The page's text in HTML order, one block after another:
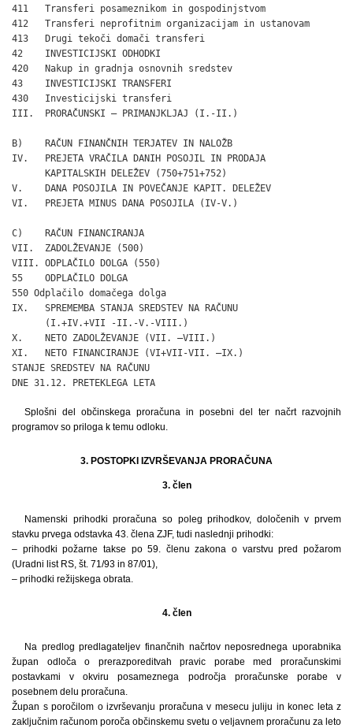
411   Transferi posameznikom in gospodinjstvom
412   Transferi neprofitnim organizacijam in ustanovam
413   Drugi tekoči domači transferi
42    INVESTICIJSKI ODHODKI
420   Nakup in gradnja osnovnih sredstev
43    INVESTICIJSKI TRANSFERI
430   Investicijski transferi
III.  PRORAČUNSKI – PRIMANJKLJAJ (I.-II.)
B)    RAČUN FINANČNIH TERJATEV IN NALOŽB
IV.   PREJETA VRAČILA DANIH POSOJIL IN PRODAJA
KAPITALSKIH DELEŽEV (750+751+752)
V.    DANA POSOJILA IN POVEČANJE KAPIT. DELEŽEV
VI.   PREJETA MINUS DANA POSOJILA (IV-V.)
C)    RAČUN FINANCIRANJA
VII.  ZADOLŽEVANJE (500)
VIII. ODPLAČILO DOLGA (550)
55    ODPLAČILO DOLGA
550 Odplačilo domačega dolga
IX.   SPREMEMBA STANJA SREDSTEV NA RAČUNU
(I.+IV.+VII -II.-V.-VIII.)
X.    NETO ZADOLŽEVANJE (VII. –VIII.)
XI.   NETO FINANCIRANJE (VI+VII-VII. –IX.)
STANJE SREDSTEV NA RAČUNU
DNE 31.12. PRETEKLEGA LETA
Splošni del občinskega proračuna in posebni del ter načrt razvojnih
programov so priloga k temu odloku.
3. POSTOPKI IZVRŠEVANJA PRORAČUNA
3. člen
Namenski prihodki proračuna so poleg prihodkov, določenih v prvem
stavku prvega odstavka 43. člena ZJF, tudi naslednji prihodki:
– prihodki požarne takse po 59. členu zakona o varstvu pred požarom
(Uradni list RS, št. 71/93 in 87/01),
– prihodki režijskega obrata.
4. člen
Na predlog predlagateljev finančnih načrtov neposrednega uporabnika
župan odloča o prerazporeditvah pravic porabe med proračunskimi
postavkami v okviru posameznega področja proračunske porabe v
posebnem delu proračuna.
Župan s poročilom o izvrševanju proračuna v mesecu juliju in konec leta z
zaključnim računom poroča občinskemu svetu o veljavnem proračunu za leto